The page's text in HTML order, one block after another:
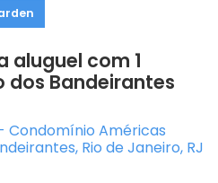
com 1
dos Bandeirantes
Condomínio Américas
Rio de Janeiro, RJ